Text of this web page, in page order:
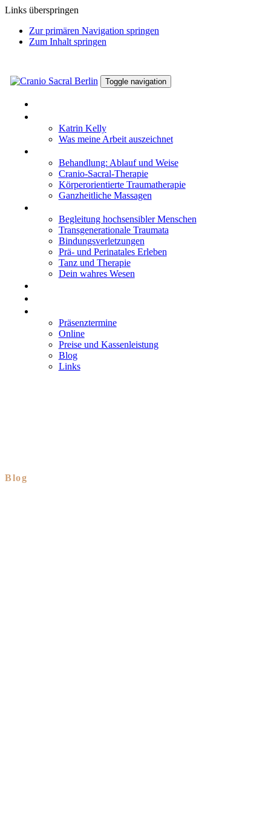
Links überspringen
Zur primären Navigation springen
Zum Inhalt springen
Toggle navigation
Katrin Kelly
Was meine Arbeit auszeichnet
Behandlung: Ablauf und Weise
Cranio-Sacral-Therapie
Körperorientierte Traumatherapie
Ganzheitliche Massagen
Begleitung hochsensibler Menschen
Transgenerationale Traumata
Bindungsverletzungen
Prä- und Perinatales Erleben
Tanz und Therapie
Dein wahres Wesen
Präsenztermine
Online
Preise und Kassenleistung
Blog
Links
Blog